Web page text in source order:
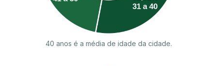
40 anos é a média de idade da cidade.